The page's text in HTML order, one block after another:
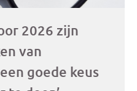
2026 zijn
van
goede keus